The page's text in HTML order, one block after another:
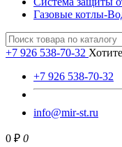
Газовые котлы-
+7 926 538-70-32
+7 926 538-70-32
info@mir-st.ru
0 ₽ 0